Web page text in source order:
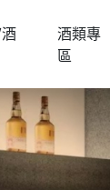
酒類專
區